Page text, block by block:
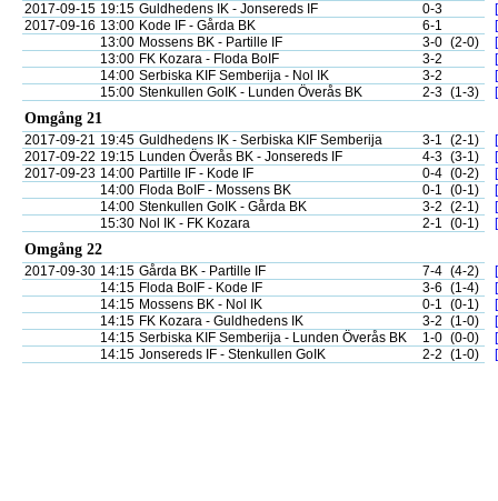
2017-09-15 19:15 Guldhedens IK - Jonsereds IF 0-3
2017-09-16 13:00 Kode IF - Gårda BK 6-1
13:00 Mossens BK - Partille IF 3-0 (2-0)
13:00 FK Kozara - Floda BoIF 3-2
14:00 Serbiska KIF Semberija - Nol IK 3-2
15:00 Stenkullen GoIK - Lunden Överås BK 2-3 (1-3)
Omgång 21
2017-09-21 19:45 Guldhedens IK - Serbiska KIF Semberija 3-1 (2-1)
2017-09-22 19:15 Lunden Överås BK - Jonsereds IF 4-3 (3-1)
2017-09-23 14:00 Partille IF - Kode IF 0-4 (0-2)
14:00 Floda BoIF - Mossens BK 0-1 (0-1)
14:00 Stenkullen GoIK - Gårda BK 3-2 (2-1)
15:30 Nol IK - FK Kozara 2-1 (0-1)
Omgång 22
2017-09-30 14:15 Gårda BK - Partille IF 7-4 (4-2)
14:15 Floda BoIF - Kode IF 3-6 (1-4)
14:15 Mossens BK - Nol IK 0-1 (0-1)
14:15 FK Kozara - Guldhedens IK 3-2 (1-0)
14:15 Serbiska KIF Semberija - Lunden Överås BK 1-0 (0-0)
14:15 Jonsereds IF - Stenkullen GoIK 2-2 (1-0)